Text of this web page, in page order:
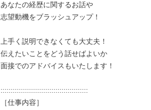
あなたの経歴に関するお話や
志望動機をブラッシュアップ！
上手く説明できなくても大丈夫！
伝えたいことをどう話せばよいか
面接でのアドバイスもいたします！
:::::::::::::::::::::::::::::::::::::::::::
［仕事内容］